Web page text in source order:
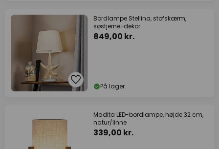
Bordlampe Stellina, stofskærm,
søstjerne-dekor
849,00 kr.
På lager
Madita LED-bordlampe, højde 32 cm,
natur/linne
339,00 kr.